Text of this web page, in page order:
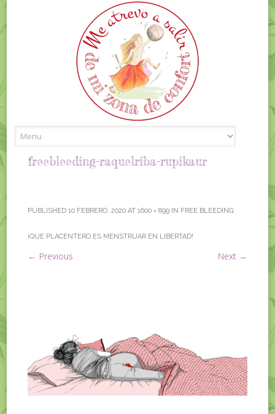
freebleeding-raquelriba-rupikaur
PUBLISHED10 FEBRERO, 2020 AT1600 × 899 IN FREE BLEEDING:
¡QUE PLACENTERO ES MENSTRUAR EN LIBERTAD!
← Previous Next →